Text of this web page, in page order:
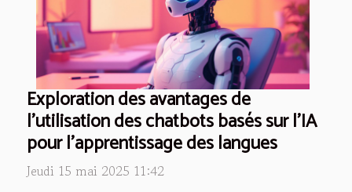
Exploration des avantages de
l'utilisation des chatbots basés sur l'IA
pour l'apprentissage des langues
Jeudi 15 mai 2025 11:42